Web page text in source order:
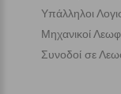
Υπάλληλοι
Μηχανικοί
Συνοδοί σε